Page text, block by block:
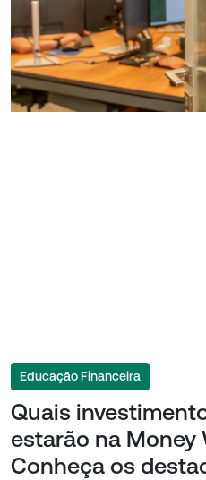
Educação Financeira
Quais
estarão na Money
Conheça os